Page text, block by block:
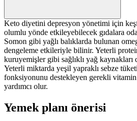
Keto diyetini depresyon yönetimi için
olumlu yönde etkileyebilecek gıdalara
Somon gibi yağlı balıklarda bulunan
dengeleme etkileriyle bilinir. Yeterli
kuruyemişler gibi sağlıklı yağ
Yeterli miktarda yeşil yapraklı sebze
fonksiyonunu destekleyen gerekli
yardımcı olur.
Yemek planı önerisi